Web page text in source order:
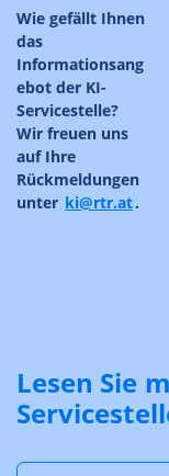
Wie gefällt Ihnen
das
Informationsang
ebot der KI-
Servicestelle?
Wir freuen uns
auf Ihre
Rückmeldungen
unter ki@rtr.at.
Lesen Sie